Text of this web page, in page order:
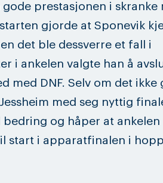
prestasjonen i skranke
gjorde at Sponevik
det ble dessverre et fall i
i ankelen valgte han å
med DNF. Selv om det ikke
med seg nyttig
og håper at ankelen
start i apparatfinalen i